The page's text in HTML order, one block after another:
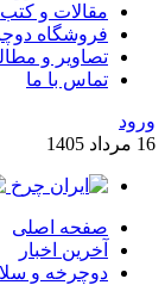
مقالات و کتب
فروشگاه
تصاویر و
تماس با ما
ورود
16 مرداد 1405
صفحه اصلی
آخرین اخبار
دوچرخه و